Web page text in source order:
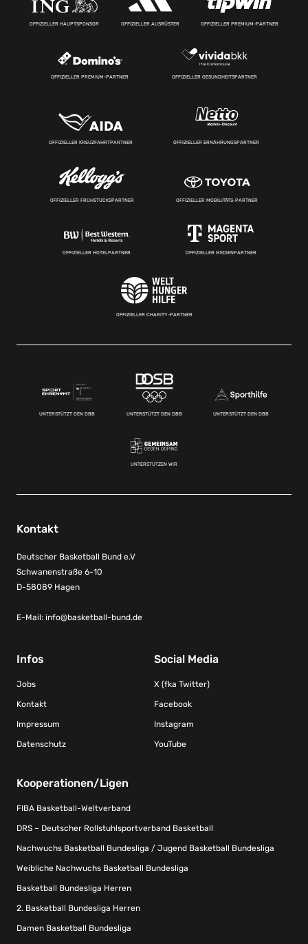
OFFIZIELLER HAUPTSPONSOR OFFIZIELLER AUSRÜSTER OFFIZIELLER PREMIUM-PARTNER
OFFIZIELLER PREMIUM-PARTNER OFFIZIELLER GESUNDHEITSPARTNER
OFFIZIELLER KREUZFAHRTPARTNER OFFIZIELLER ERNÄHRUNGSPARTNER
OFFIZIELLER FRÜHSTÜCKSPARTNER OFFIZIELLER MOBILITÄTS-PARTNER
OFFIZIELLER HOTELPARTNER OFFIZIELLER MEDIENPARTNER
OFFIZIELLER CHARITY-PARTNER
UNTERSTÜTZT DEN DBB UNTERSTÜTZT DEN DBB UNTERSTÜTZT DEN DBB
UNTERSTÜTZEN WIR
Kontakt
Deutscher Basketball Bund e.V
Schwanenstraße 6-10
D-58089 Hagen
E-Mail: info@basketball-bund.de
Infos
Jobs
Kontakt
Impressum
Datenschutz
Social Media
X (fka Twitter)
Facebook
Instagram
YouTube
Kooperationen/Ligen
FIBA Basketball-Weltverband
DRS – Deutscher Rollstuhlsportverband Basketball
Nachwuchs Basketball Bundesliga / Jugend Basketball Bundesliga
Weibliche Nachwuchs Basketball Bundesliga
Basketball Bundesliga Herren
2. Basketball Bundesliga Herren
Damen Basketball Bundesliga